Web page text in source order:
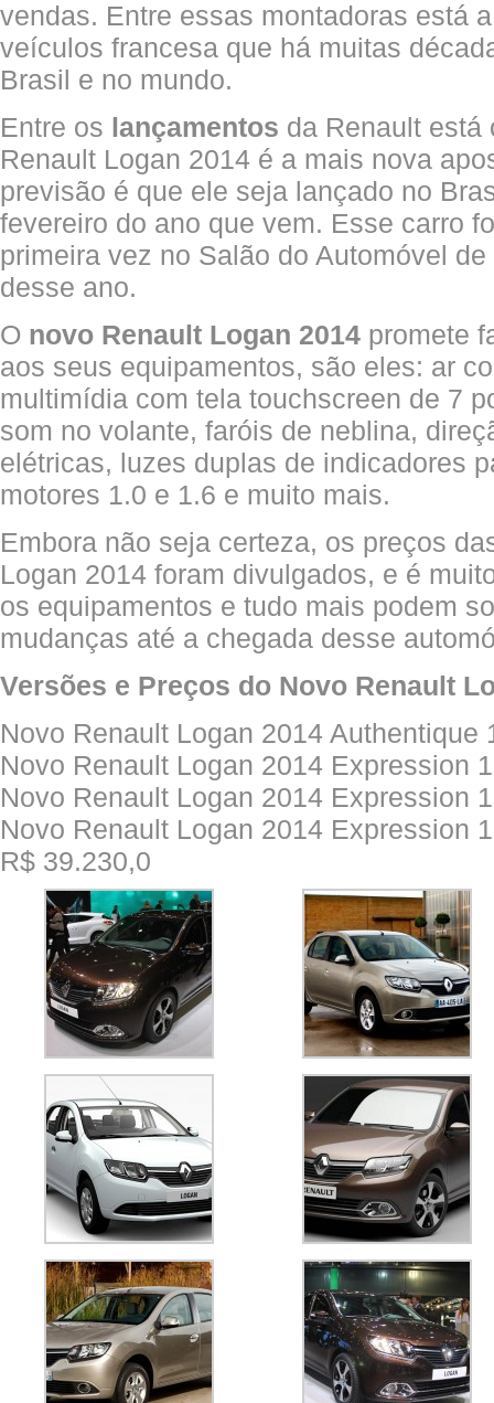
vendas. Entre essas montadoras está
veículos francesa que há muitas
Brasil e no mundo.
Entre os lançamentos da Renault está
Renault Logan 2014 é a mais nova
previsão é que ele seja lançado no
fevereiro do ano que vem. Esse carro
primeira vez no Salão do Automóvel
desse ano.
O novo Renault Logan 2014 promete
aos seus equipamentos, são eles: ar
multimídia com tela touchscreen de 7
som no volante, faróis de neblina,
elétricas, luzes duplas de indicadores
motores 1.0 e 1.6 e muito mais.
Embora não seja certeza, os preços
Logan 2014 foram divulgados, e é
os equipamentos e tudo mais podem
mudanças até a chegada desse
Versões e Preços do Novo Renault
Novo Renault Logan 2014 Authentique
Novo Renault Logan 2014 Expression
Novo Renault Logan 2014 Expression
Novo Renault Logan 2014 Expression
R$ 39.230,0